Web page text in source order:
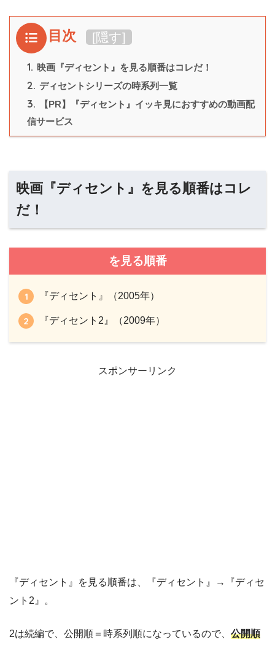
目次 [隠す]
1. 映画『ディセント』を見る順番はコレだ！
2. ディセントシリーズの時系列一覧
3.
【PR】『ディセント』イッキ見におすすめの動画配
信サービス
映画『ディセント』を見る順番はコレ
だ！
を見る順番
『ディセント』（2005年）
『ディセント2』（2009年）
スポンサーリンク
『ディセント』を見る順番は、『ディセント』→『ディセ
ント2』。
2は続編で、公開順＝時系列順になっているので、 公開順